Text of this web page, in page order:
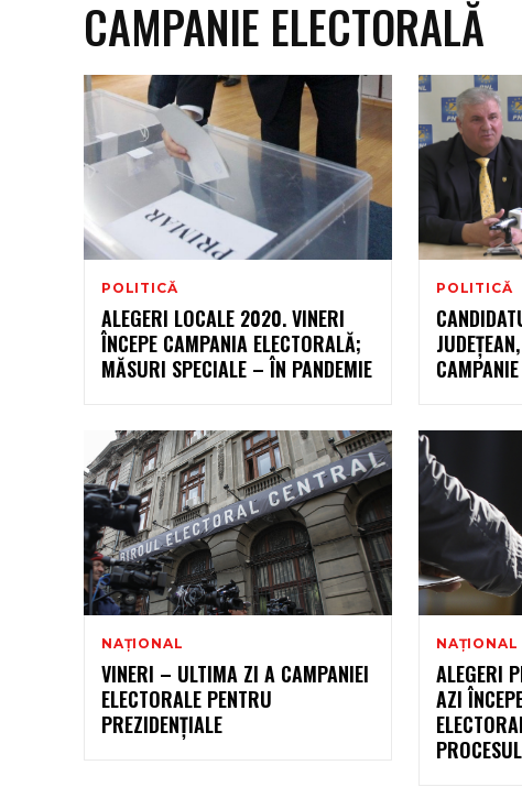
CAMPANIE ELECTORALĂ
POLITICĂ
ALEGERI LOCALE 2020. VINERI
ÎNCEPE CAMPANIA ELECTORALĂ;
MĂSURI SPECIALE – ÎN PANDEMIE
POLITICĂ
NAȚIONAL
VINERI – ULTIMA ZI A CAMPANIEI
ELECTORALE PENTRU
PREZIDENŢIALE
NAȚIONAL
ALEGERI
AZI